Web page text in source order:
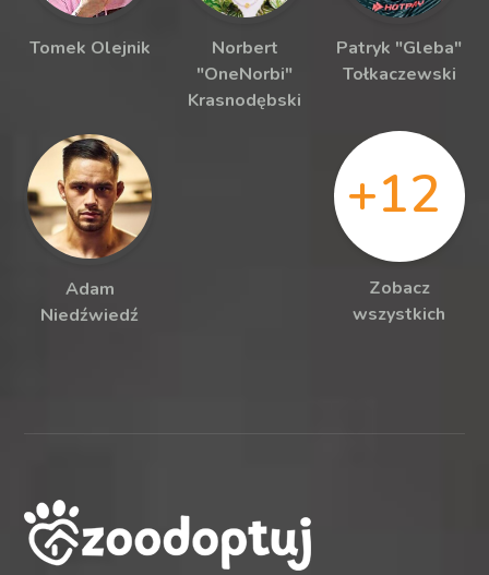
Tomek Olejnik
Norbert
"OneNorbi"
Krasnodębski
Patryk "Gleba"
Tołkaczewski
Adam
Niedźwiedź
+12
Zobacz
wszystkich